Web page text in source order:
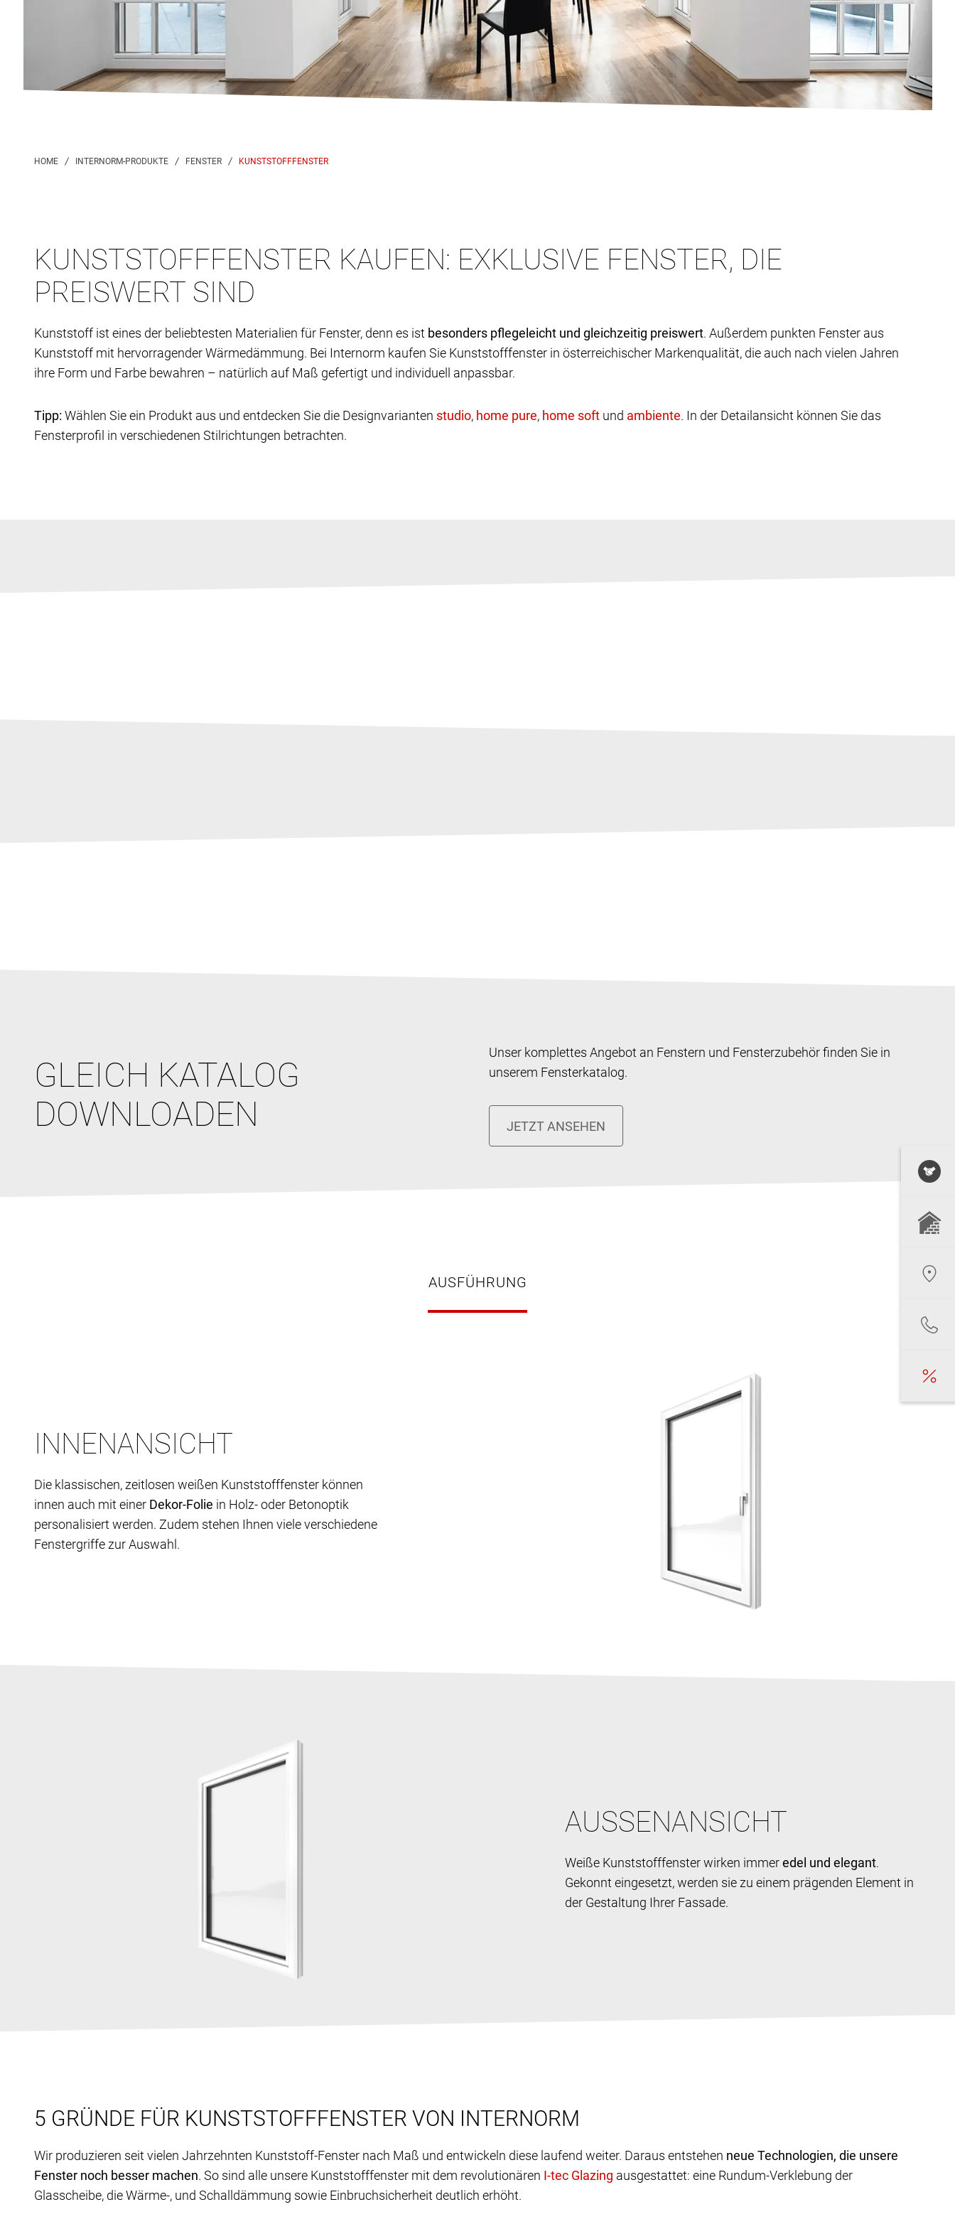
KUNSTSTOFFFENSTER
KUNSTSTOFFFENSTER KAUFEN: EXKLUSIVE FENSTER, DIE
PREISWERT SIND
Kunststoff ist eines der beliebtesten Materialien für Fenster, denn es ist besonders pflegeleicht und gleichzeitig preiswert. Außerdem punkten Fenster aus
Kunststoff mit hervorragender Wärmedämmung. Bei Internorm kaufen Sie Kunststofffenster in österreichischer Markenqualität, die auch nach vielen Jahren
ihre Form und Farbe bewahren – natürlich auf Maß gefertigt und individuell anpassbar.
Tipp: Wählen Sie ein Produkt aus und entdecken Sie die Designvarianten , , und
. In der Detailansicht können Sie das
Fensterprofil in verschiedenen Stilrichtungen betrachten.
GLEICH KATALOG
DOWNLOADEN
Unser komplettes Angebot an Fenstern und Fensterzubehör finden Sie in
unserem Fensterkatalog.
AUSFÜHRUNG
INNENANSICHT
Die klassischen, zeitlosen weißen Kunststofffenster können
innen auch mit einer Dekor-Folie in Holz- oder Betonoptik
personalisiert werden. Zudem stehen Ihnen viele verschiedene
Fenstergriffe zur Auswahl.
AUSSENANSICHT
Weiße Kunststofffenster wirken immeredel und elegant.
Gekonnt eingesetzt, werden sie zu einem prägenden Element in
der Gestaltung Ihrer Fassade.
5 GRÜNDE FÜR KUNSTSTOFFFENSTER VON INTERNORM
Wir produzieren seit vielen Jahrzehnten Kunststoff-Fenster nach Maß und entwickeln diese laufend weiter. Daraus entstehen neue Technologien, die unsere
Fenster noch besser machen. So sind alle unsere Kunststofffenster mit dem revolutionären
ausgestattet: eine Rundum-Verklebung der
Glasscheibe, die Wärme-, und Schalldämmung sowie Einbruchsicherheit deutlich erhöht.